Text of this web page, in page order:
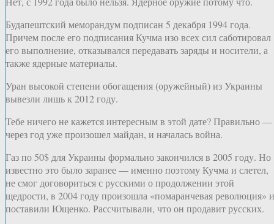
Будапештский меморандум подписан 5 декабря 1994 года.
Причем после его подписания Кучма изо всех сил саботировал
его выполнение, отказывался передавать заряды и носители, а
также ядерные материалы.
Уран высокой степени обогащения (оружейный) из Украины
вывезли лишь к 2012 году.
Тебе ничего не кажется интересным в этой дате? Правильно —
через год уже произошел майдан, и началась война.
Газ по 50$ для Украины формально закончился в 2005 году. Но
известно это было заранее — именно поэтому Кучма и слетел,
не смог договориться с русскими о продолжении этой
щедрости, в 2004 году произошла «помаранчевая революция» и
поставили Ющенко. Рассчитывали, что он продавит русских.